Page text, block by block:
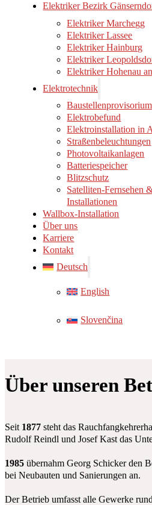
Elektriker Bezirk
Elektriker Marchegg
Elektriker Lassee
Elektriker Hainburg
Elektriker
Elektriker Hohenau
Elektrotechnik
Baustellenprovisorium
Elektrobefund
Elektroinstallation in
Straßenbeleuchtungen
Photovoltaikanlagen
Batteriespeicher
Blitzschutz
Satelliten-Fernsehen
Installationen
Wallbox-Installation
Über uns
Karriere
Kontakt
Deutsch
English
Slovenčina
Über unseren
Seit 1877 steht das
Rudolf Reindl und Josef Kast das
1985 übernahm Georg Schicker den
bei Neubauten und Sanierungen an.
Der Betrieb umfasst alle Gewerke